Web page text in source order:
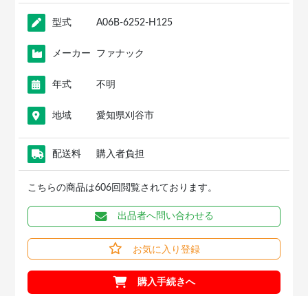
型式 A06B-6252-H125
メーカー ファナック
年式 不明
地域 愛知県刈谷市
配送料 購入者負担
こちらの商品は606回閲覧されております。
出品者へ問い合わせる
お気に入り登録
購入手続きへ